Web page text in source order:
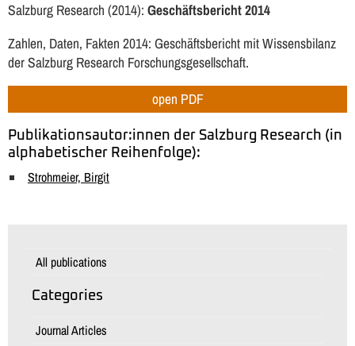
Salzburg Research (2014): Geschäftsbericht 2014
Zahlen, Daten, Fakten 2014: Geschäftsbericht mit Wissensbilanz
der Salzburg Research Forschungsgesellschaft.
open PDF
Publikationsautor:innen der Salzburg Research (in
alphabetischer Reihenfolge):
Strohmeier, Birgit
All publications
Categories
Journal Articles